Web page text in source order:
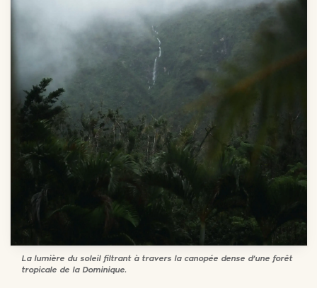
La lumière du soleil filtrant à travers la canopée dense d'une forêt
tropicale de la Dominique.